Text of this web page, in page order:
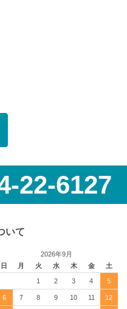
22-6127
いて
2026年9月
日
月 火 水 木 金 土
1 2 3 4 5
6 7 8 9 10 11 12